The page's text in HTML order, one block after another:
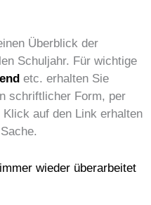
Überblick der
Schuljahr. Für wichtige
etc. erhalten Sie
schriftlicher Form, per
Klick auf den Link erhalten
wieder überarbeitet